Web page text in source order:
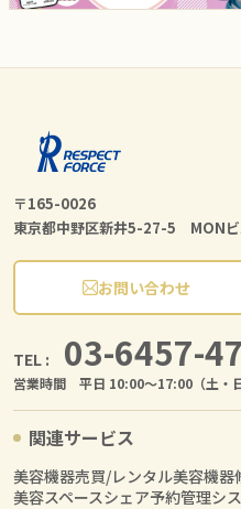
〒165-0026
東京都中野区新井5-27-5 MON
お問い合わせ
TEL : 03-6457-
営業時間 平日 10:00〜17:00（土・日
関連サービス
美容機器売買/レンタル美容機器
美容スペースシェア予約管理シ